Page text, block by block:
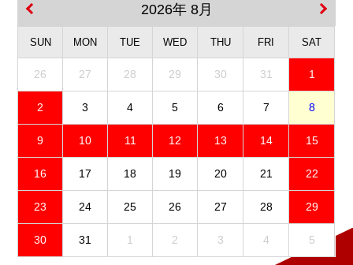
2026年 8月
SUN MON TUE WED THU FRI SAT
26 27 28 29 30 31 1
2 3 4 5 6 7 8
9 10 11 12 13 14 15
16 17 18 19 20 21 22
23 24 25 26 27 28 29
30 31 1 2 3 4 5